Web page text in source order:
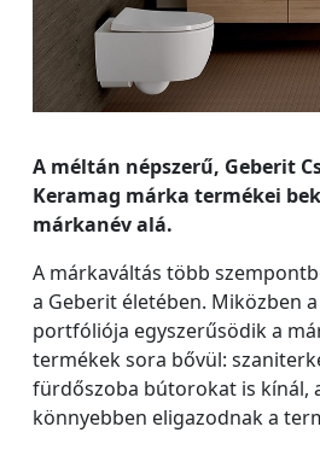
A méltán népszerű, Geberit
Keramag márka termékei
márkanév alá.
A márkaváltás több
a Geberit életében. Miközben
portfóliója egyszerűsödik a
termékek sora bővül:
fürdőszoba bútorokat is kínál,
könnyebben eligazodnak a